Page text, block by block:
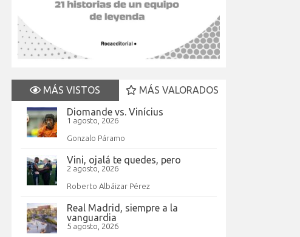
MÁS VISTOS
MÁS VALORADOS
Diomande vs. Vinícius
1 agosto, 2026
Gonzalo Páramo
Vini, ojalá te quedes, pero
2 agosto, 2026
Roberto Albáizar Pérez
Real Madrid, siempre a la
vanguardia
5 agosto, 2026